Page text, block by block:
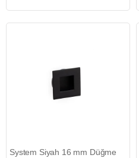
System Siyah 16 mm Düğme